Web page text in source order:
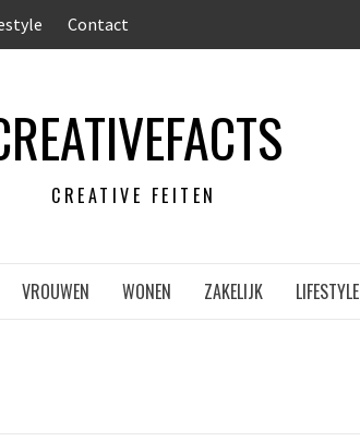
Contact
CREATIVE FEITEN
VROUWEN WONEN ZAKELIJK LIFESTYLE